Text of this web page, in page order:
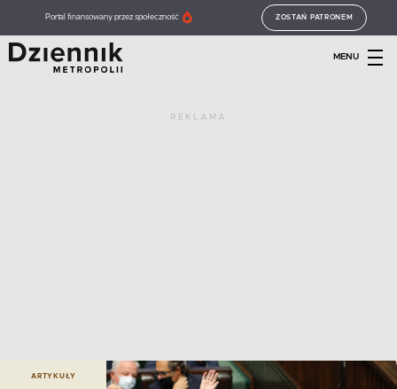
Portal finansowany przez społeczność ZOSTAŃ PATRONEM
MENU
REKLAMA
ARTYKUŁY